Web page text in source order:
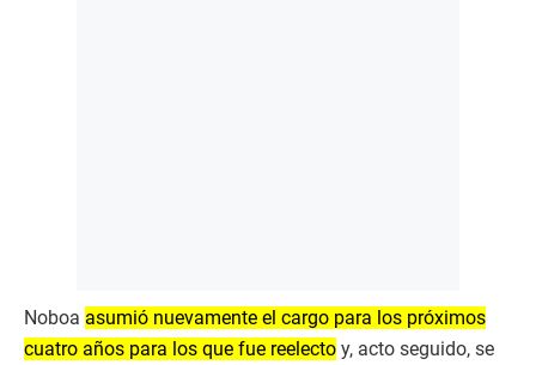
Noboa asumió nuevamente el cargo para los próximos
cuatro años para los que fue reelecto y, acto seguido, se